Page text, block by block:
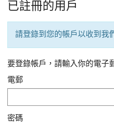
已註冊的用戶
請登錄到您的帳戶以收到我
要登錄帳戶，請輸入你的電子
電郵
密碼